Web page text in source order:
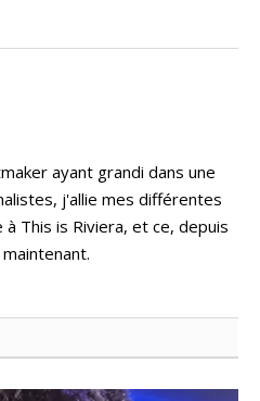
ayant grandi dans une
j'allie mes différentes
à This is Riviera, et ce, depuis